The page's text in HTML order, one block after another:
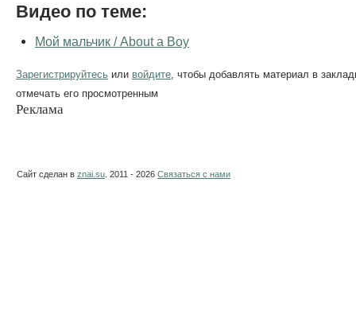
Видео по теме:
Мой мальчик / About a Boy
Зарегистрируйтесь или войдите , чтобы добавлять материал в
отмечать его просмотренным
Реклама
Сайт сделан в znai.su . 2011 - 2026 Связаться с нами